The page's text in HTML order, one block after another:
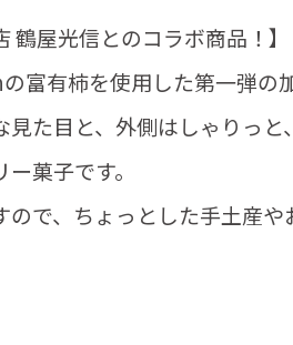
鶴屋光信とのコラボ商品！】
富有柿を使用した第一弾の
見た目と、外側はしゃりっ
菓子です。
ので、ちょっとした手土産や